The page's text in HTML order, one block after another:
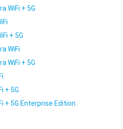
WiFi + 5G
+ 5G
WiFi
WiFi + 5G
+ 5G
+ 5G Enterprise Edition